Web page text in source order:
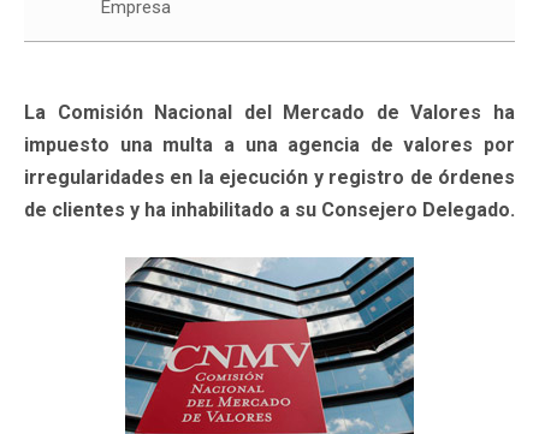
Empresa
La Comisión Nacional del Mercado de Valores ha
impuesto una multa a una agencia de valores por
irregularidades en la ejecución y registro de órdenes
de clientes y ha inhabilitado a su Consejero Delegado.